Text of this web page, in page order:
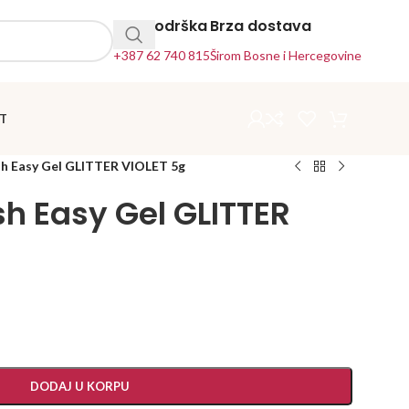
24h Podrška
+387 62 740 815
Brza dostava
Širom Bosne i Hercegovine
Easy Gel GLITTER VIOLET 5g
Easy Gel GLITTER
DODAJ U KORPU